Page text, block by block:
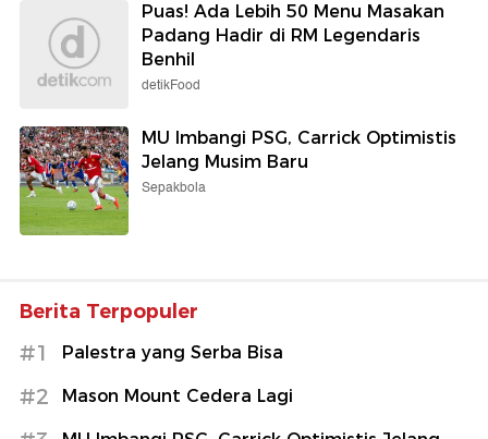
Puas! Ada Lebih 50 Menu Masakan
Padang Hadir di RM Legendaris
Benhil
detikFood
MU Imbangi PSG, Carrick Optimistis
Jelang Musim Baru
Sepakbola
Berita Terpopuler
#1 Palestra yang Serba Bisa
#2 Mason Mount Cedera Lagi